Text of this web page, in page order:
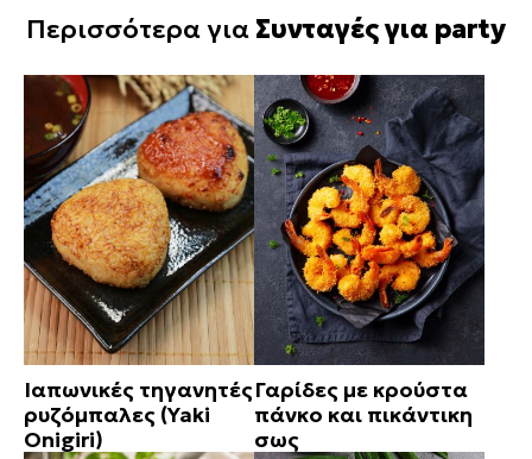
Περισσότερα για Συνταγές για party
Ιαπωνικές τηγανητές
ρυζόμπαλες (Yaki
Onigiri)
Γαρίδες με κρούστα
πάνκο και πικάντικη
σως